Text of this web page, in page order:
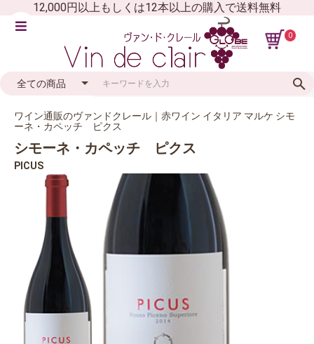
12,000円以上もしくは12本以上の購入で送料無料
0
ワイン通販のヴァンドクレール｜赤ワイン イタリア マルケ シモ
ーネ・カペッチ ピクス
シモーネ・カペッチ ピクス
PICUS